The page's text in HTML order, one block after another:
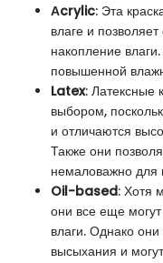
Аcrylic: Эта
влаге и
накопление
повышенной
Latex: Латексные
выбором,
и отличаются
Также они
немаловажно для
Oil-based: Хотя
они все еще
влаги. Однако
высыхания и